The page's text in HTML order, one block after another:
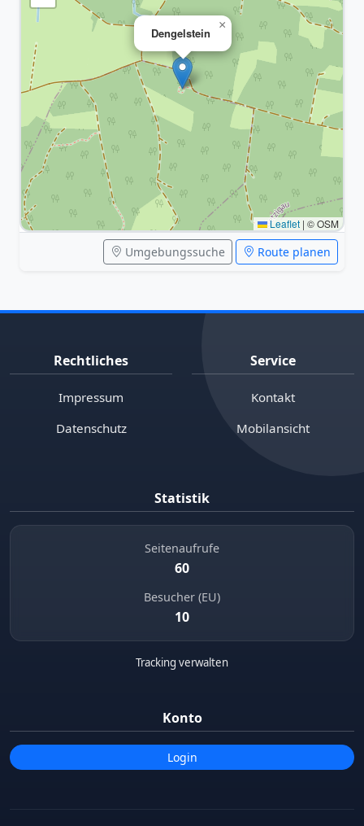
Dengelstein
×
Leaflet | © OSM
Umgebungssuche Route planen
Rechtliches
Impressum
Datenschutz
Service
Kontakt
Mobilansicht
Statistik
Seitenaufrufe
60
Besucher (EU)
10
Tracking verwalten
Konto
Login